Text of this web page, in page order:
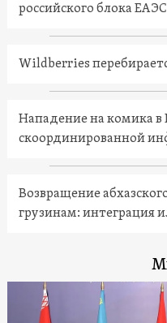
российского блока
Wildberries
Нападение на комика в
скоординированной
Возвращение
грузинам: интеграция